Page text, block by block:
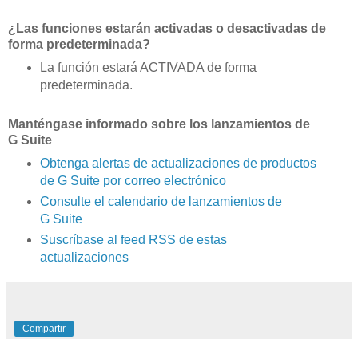
¿Las funciones estarán activadas o desactivadas de
forma predeterminada?
La función estará ACTIVADA de forma
predeterminada.
Manténgase informado sobre los lanzamientos de
G Suite
Obtenga alertas de actualizaciones de productos
de G Suite por correo electrónico
Consulte el calendario de lanzamientos de
G Suite
Suscríbase al feed RSS de estas
actualizaciones
Compartir